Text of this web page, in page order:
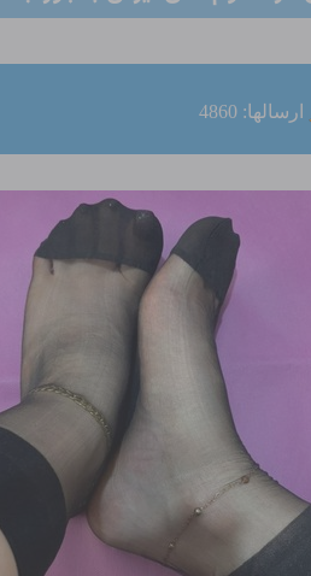
ارسالها: 4860